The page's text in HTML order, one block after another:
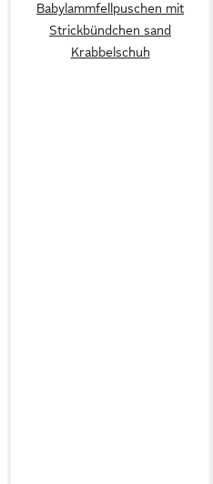
Babylammfellpuschen mit
Strickbündchen sand
Krabbelschuh